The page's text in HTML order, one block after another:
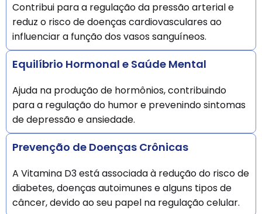
Contribui para a regulação da pressão arterial e
reduz o risco de doenças cardiovasculares ao
influenciar a função dos vasos sanguíneos.
Equilíbrio Hormonal e Saúde Mental
Ajuda na produção de hormônios, contribuindo
para a regulação do humor e prevenindo sintomas
de depressão e ansiedade.
Prevenção de Doenças Crônicas
A Vitamina D3 está associada à redução do risco de
diabetes, doenças autoimunes e alguns tipos de
câncer, devido ao seu papel na regulação celular.